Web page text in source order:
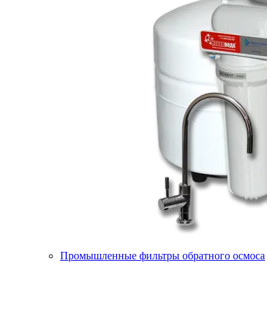
Промышленные фильтры обратного осмоса